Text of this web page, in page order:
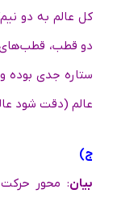
کل عالم به دو
دو قطب، قطب‌های
ستاره جدی بوده
عالم (دقت شود
ج)
بیان: محور